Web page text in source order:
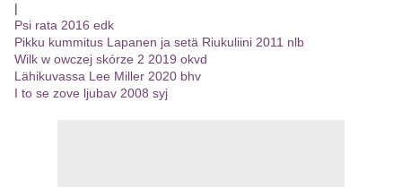
|
Psi rata 2016 edk
Pikku kummitus Lapanen ja setä Riukuliini 2011 nlb
Wilk w owczej skórze 2 2019 okvd
Lähikuvassa Lee Miller 2020 bhv
I to se zove ljubav 2008 syj